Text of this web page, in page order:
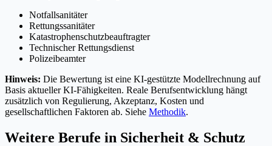
Notfallsanitäter
Rettungssanitäter
Katastrophenschutzbeauftragter
Technischer Rettungsdienst
Polizeibeamter
Hinweis: Die Bewertung ist eine KI-gestützte Modellrechnung auf
Basis aktueller KI-Fähigkeiten. Reale Berufsentwicklung hängt
zusätzlich von Regulierung, Akzeptanz, Kosten und
gesellschaftlichen Faktoren ab. Siehe Methodik.
Weitere Berufe in Sicherheit & Schutz